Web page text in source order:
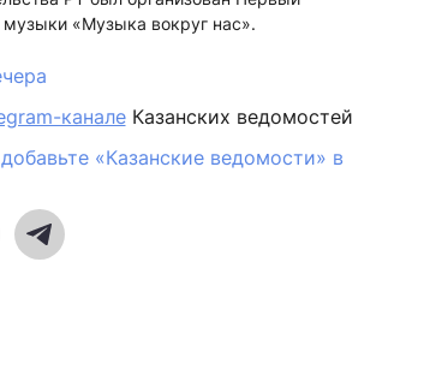
«Музыка вокруг нас».
каналеКазанских ведомостей
«Казанские ведомости» в